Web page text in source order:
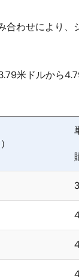
合わせにより、
米ドルから